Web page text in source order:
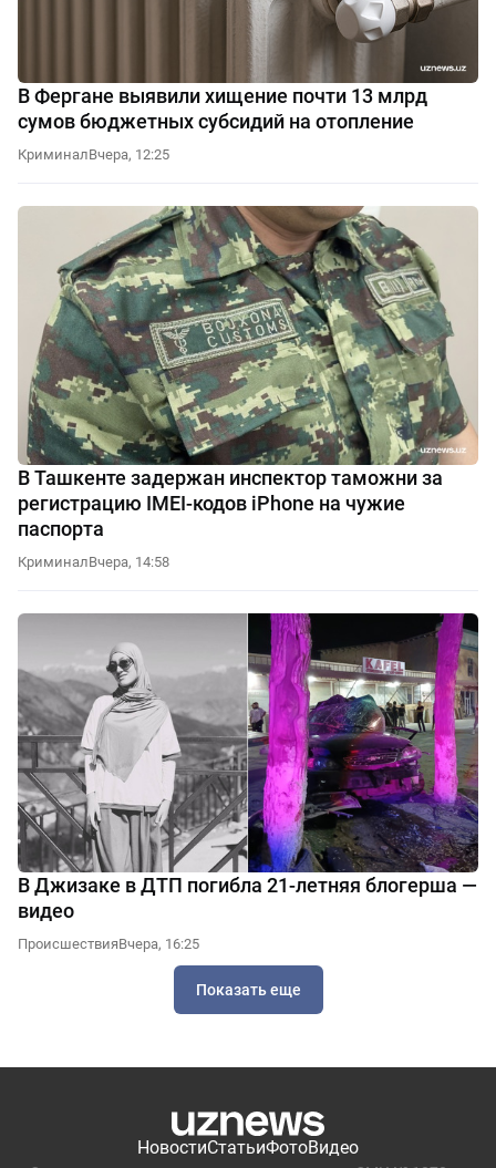
В Фергане выявили хищение почти 13 млрд
сумов бюджетных субсидий на отопление
КриминалВчера, 12:25
В Ташкенте задержан инспектор таможни за
регистрацию IMEI-кодов iPhone на чужие
паспорта
КриминалВчера, 14:58
В Джизаке в ДТП погибла 21-летняя блогерша —
видео
ПроисшествияВчера, 16:25
Показать еще
НовостиСтатьиФотоВидео